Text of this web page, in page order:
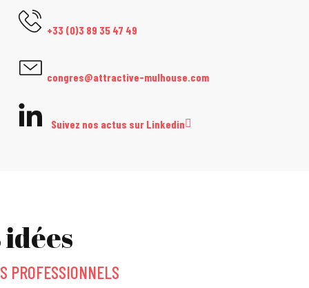
+33 (0)3 89 35 47 49
congres@attractive-mulhouse.com
Suivez nos actus sur Linkedin
PROFESSIONNELS